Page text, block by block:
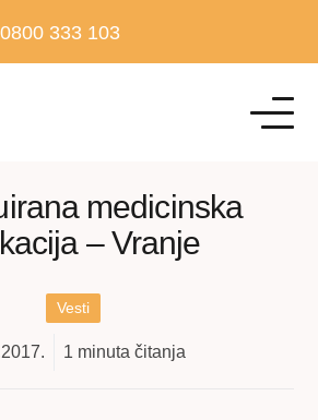
0800 333 103
medicinska
– Vranje
Vesti
1 minuta čitanja